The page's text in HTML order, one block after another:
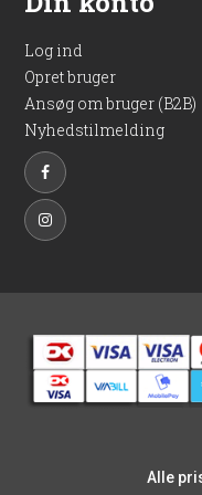
Velegnet til både træ-
beslag.
Stålgrå farve, som
Med disse
løsning til montering af
du arbejder med et
terrasseløsning. De er
designet til at give en
år. Et sikkert valg til
Log ind
Opret bruger
Ansøg om bruger (B2B)
Nyhedstilmelding
Alle